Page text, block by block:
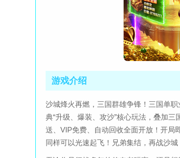
游戏介绍
沙城烽火再燃，三国群雄争锋！三国单
典“升级、爆装、攻沙”核心玩法，叠加
送、VIP免费、自动回收全面开放！开局
同样可以光速起飞！兄弟集结，再战沙